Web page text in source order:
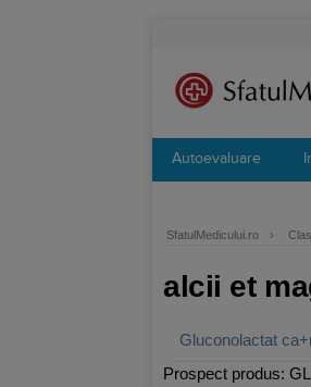
Autoevaluare
SfatulMedicului.ro ›
alcii et
Gluconolactat
Prospect produs: